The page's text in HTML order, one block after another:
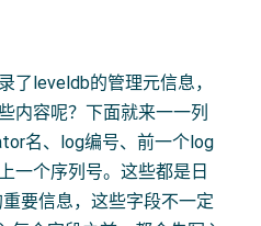
了leveldb的管理元信息，
内容呢？下面就来一一列
名、log编号、前一个log
一个序列号。这些都是日
要信息，这些字段不一定